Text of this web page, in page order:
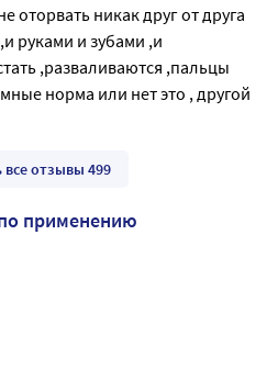
оторвать никак друг от друга
руками и зубами ,и
,разваливаются ,пальцы
норма или нет это , другой
не встречалась с таким
все отзывы 499
применению